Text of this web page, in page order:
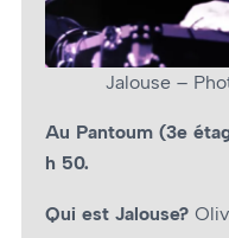
Jalouse –
Au Pantoum (3e
h 50.
Qui est Jalouse?